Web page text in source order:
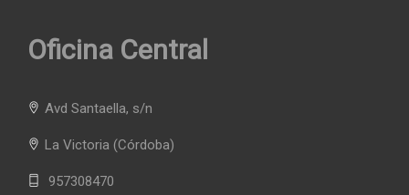
Oficina Central
Avd Santaella, s/n
La Victoria (Córdoba)
957308470